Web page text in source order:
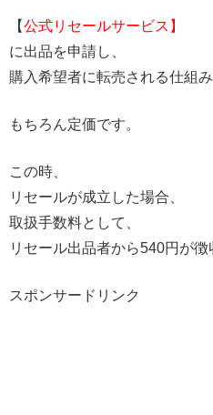
【公式リセールサービス】
に出品を申請し、
購入希望者に転売される仕組み
もちろん定価です。
この時、
リセールが成立した場合、
取扱手数料として、
リセール出品者から540円が徴
スポンサードリンク